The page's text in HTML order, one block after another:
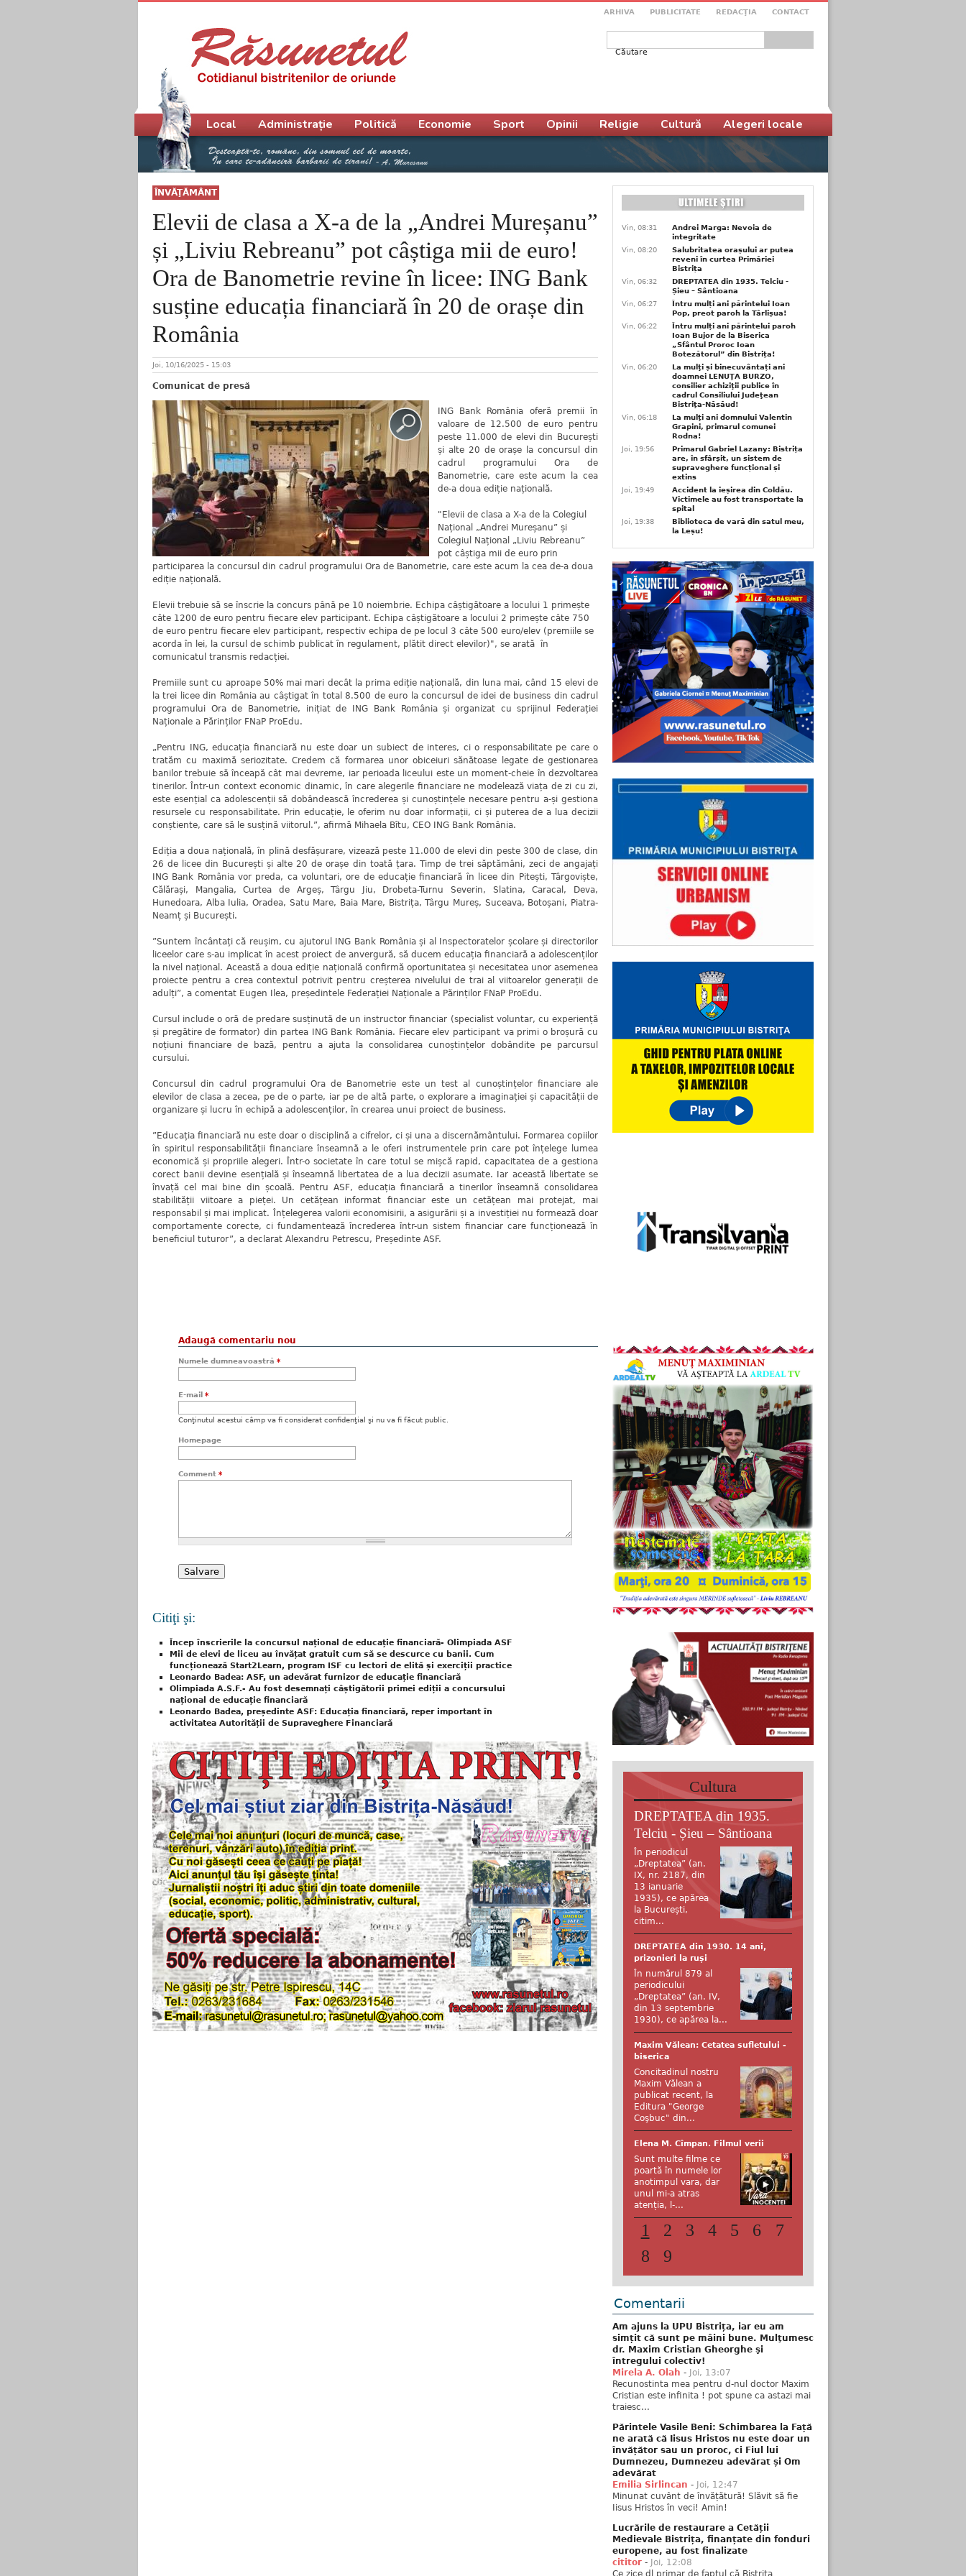
ARHIVA PUBLICITATE REDACŢIA CONTACT
Formular de căutare
ÎNVĂŢĂMÂNT
Elevii de clasa a X-a de la „Andrei Mureșanu”
și „Liviu Rebreanu” pot câștiga mii de euro!
Ora de Banometrie revine în licee: ING Bank
susține educația financiară în 20 de orașe din
România
Joi, 10/16/2025 - 15:03
Comunicat de presă
ING Bank România oferă premii în
valoare de 12.500 de euro pentru
peste 11.000 de elevi din București
și alte 20 de orașe la concursul din
cadrul programului Ora de
Banometrie, care este acum la cea
de-a doua ediție națională.
"Elevii de clasa a X-a de la Colegiul
Național „Andrei Mureșanu” și
Colegiul Național „Liviu Rebreanu”
pot câștiga mii de euro prin
participarea la concursul din cadrul programului Ora de Banometrie, care este acum la cea de-a doua
ediție națională.
Elevii trebuie să se înscrie la concurs până pe 10 noiembrie. Echipa câștigătoare a locului 1 primește
câte 1200 de euro pentru fiecare elev participant. Echipa câștigătoare a locului 2 primește câte 750
de euro pentru fiecare elev participant, respectiv echipa de pe locul 3 câte 500 euro/elev (premiile se
acorda în lei, la cursul de schimb publicat în regulament, plătit direct elevilor)", se arată în
comunicatul transmis redacției.
Premiile sunt cu aproape 50% mai mari decât la prima ediție națională, din luna mai, când 15 elevi de
la trei licee din România au câștigat în total 8.500 de euro la concursul de idei de business din cadrul
programului Ora de Banometrie, inițiat de ING Bank România și organizat cu sprijinul Federației
Naționale a Părinților FNaP ProEdu.
„Pentru ING, educația financiară nu este doar un subiect de interes, ci o responsabilitate pe care o
tratăm cu maximă seriozitate. Credem că formarea unor obiceiuri sănătoase legate de gestionarea
banilor trebuie să înceapă cât mai devreme, iar perioada liceului este un moment-cheie în dezvoltarea
tinerilor. Într-un context economic dinamic, în care alegerile financiare ne modelează viața de zi cu zi,
este esențial ca adolescenții să dobândească încrederea și cunoștințele necesare pentru a-și gestiona
resursele cu responsabilitate. Prin educație, le oferim nu doar informații, ci și puterea de a lua decizii
conștiente, care să le susțină viitorul.”, afirmă Mihaela Bîtu, CEO ING Bank România.
Ediția a doua națională, în plină desfășurare, vizează peste 11.000 de elevi din peste 300 de clase, din
26 de licee din București și alte 20 de orașe din toată țara. Timp de trei săptămâni, zeci de angajați
ING Bank România vor preda, ca voluntari, ore de educație financiară în licee din Pitești, Târgoviște,
Călărași, Mangalia, Curtea de Argeș, Târgu Jiu, Drobeta-Turnu Severin, Slatina, Caracal, Deva,
Hunedoara, Alba Iulia, Oradea, Satu Mare, Baia Mare, Bistrița, Târgu Mureș, Suceava, Botoșani, Piatra-
Neamț și București.
”Suntem încântați că reușim, cu ajutorul ING Bank România și al Inspectoratelor școlare și directorilor
liceelor care s-au implicat în acest proiect de anvergură, să ducem educația financiară a adolescenților
la nivel național. Această a doua ediție națională confirmă oportunitatea și necesitatea unor asemenea
proiecte pentru a crea contextul potrivit pentru creșterea nivelului de trai al viitoarelor generații de
adulți”, a comentat Eugen Ilea, președintele Federației Naționale a Părinților FNaP ProEdu.
Cursul include o oră de predare susținută de un instructor financiar (specialist voluntar, cu experiență
și pregătire de formator) din partea ING Bank România. Fiecare elev participant va primi o broșură cu
noțiuni financiare de bază, pentru a ajuta la consolidarea cunoștințelor dobândite pe parcursul
cursului.
Concursul din cadrul programului Ora de Banometrie este un test al cunoștințelor financiare ale
elevilor de clasa a zecea, pe de o parte, iar pe de altă parte, o explorare a imaginației și capacității de
organizare și lucru în echipă a adolescenților, în crearea unui proiect de business.
”Educația financiară nu este doar o disciplină a cifrelor, ci și una a discernământului. Formarea copiilor
în spiritul responsabilității financiare înseamnă a le oferi instrumentele prin care pot înțelege lumea
economică și propriile alegeri. Într-o societate în care totul se mișcă rapid, capacitatea de a gestiona
corect banii devine esențială și înseamnă libertatea de a lua decizii asumate. Iar această libertate se
învață cel mai bine din școală. Pentru ASF, educația financiară a tinerilor înseamnă consolidarea
stabilității viitoare a pieței. Un cetățean informat financiar este un cetățean mai protejat, mai
responsabil și mai implicat. Înțelegerea valorii economisirii, a asigurării și a investiției nu formează doar
comportamente corecte, ci fundamentează încrederea într-un sistem financiar care funcționează în
beneficiul tuturor”, a declarat Alexandru Petrescu, Președinte ASF.
Adaugă comentariu nou
Numele dumneavoastră *
E-mail *
Conţinutul acestui câmp va fi considerat confidenţial şi nu va fi făcut public.
Homepage
Comment *
Citiţi şi:
Încep înscrierile la concursul național de educație financiară- Olimpiada ASF
Mii de elevi de liceu au învățat gratuit cum să se descurce cu banii. Cum
funcționează Start2Learn, program ISF cu lectori de elită și exerciții practice
Leonardo Badea: ASF, un adevărat furnizor de educație financiară
Olimpiada A.S.F.- Au fost desemnați câștigătorii primei ediții a concursului
național de educație financiară
Leonardo Badea, președinte ASF: Educația financiară, reper important în
activitatea Autorității de Supraveghere Financiară
Meniu principal
Local Administrație Politică Economie Sport Opinii Religie Cultură Alegeri locale
Vin, 08:31
Andrei Marga: Nevoia de
integritate
Vin, 08:20
Salubritatea orașului ar putea
reveni în curtea Primăriei
Bistrița
Vin, 06:32
DREPTATEA din 1935. Telciu -
Șieu – Sântioana
Vin, 06:27
Întru mulți ani părintelui Ioan
Pop, preot paroh la Târlișua!
Vin, 06:22
Întru mulți ani părintelui paroh
Ioan Bujor de la Biserica
„Sfântul Proroc Ioan
Botezătorul” din Bistrița!
Vin, 06:20
La mulţi și binecuvântați ani
doamnei LENUŢA BURZO,
consilier achiziţii publice în
cadrul Consiliului Judeţean
Bistriţa-Năsăud!
Vin, 06:18
La mulţi ani domnului Valentin
Grapini, primarul comunei
Rodna!
Joi, 19:56
Primarul Gabriel Lazany: Bistrița
are, în sfârșit, un sistem de
supraveghere funcțional și
extins
Joi, 19:49
Accident la ieșirea din Coldău.
Victimele au fost transportate la
spital
Joi, 19:38
Biblioteca de vară din satul meu,
la Leșu!
Cultura
DREPTATEA din 1935.
Telciu - Șieu – Sântioana
În periodicul
„Dreptatea” (an.
IX, nr. 2187, din
13 ianuarie
1935), ce apărea
la București,
citim...
DREPTATEA din 1930. 14 ani,
prizonieri la ruși
În numărul 879 al
periodicului
„Dreptatea” (an. IV,
din 13 septembrie
1930), ce apărea la...
Maxim Vălean: Cetatea sufletului -
biserica
Concitadinul nostru
Maxim Vălean a
publicat recent, la
Editura "George
Coşbuc" din...
Elena M. Cîmpan. Filmul verii
Sunt multe filme ce
poartă în numele lor
anotimpul vara, dar
unul mi-a atras
atenția, l-...
1 2 3 4 5 6
7
8
9
Comentarii
Am ajuns la UPU Bistrița, iar eu am
simțit că sunt pe mâini bune. Mulţumesc
dr. Maxim Cristian Gheorghe şi
întregului colectiv!
Mirela A. Olah - Joi, 13:07
Recunostinta mea pentru d-nul doctor Maxim
Cristian este infinita ! pot spune ca astazi mai
traiesc...
Părintele Vasile Beni: Schimbarea la Față
ne arată că Iisus Hristos nu este doar un
învățător sau un proroc, ci Fiul lui
Dumnezeu, Dumnezeu adevărat și Om
adevărat
Emilia Sirlincan - Joi, 12:47
Minunat cuvânt de învățătură! Slăvit să fie
Iisus Hristos în veci! Amin!
Lucrările de restaurare a Cetății
Medievale Bistrița, finanțate din fonduri
europene, au fost finalizate
cititor - Joi, 12:08
Ce zice dl primar de faptul că Bistrița